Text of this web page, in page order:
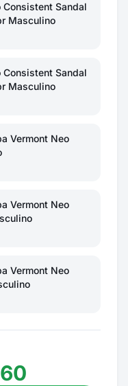
Consistent Sandal
Masculino
Consistent Sandal
Masculino
Vermont Neo
Vermont Neo
Vermont Neo